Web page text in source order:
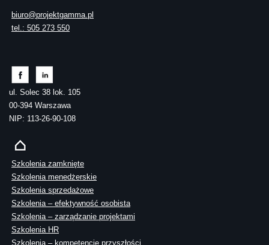
biuro@projektgamma.pl
tel.: 505 273 550
ul. Solec 38 lok. 105
00-394 Warszawa
NIP: 113-26-90-108
Szkolenia zamknięte
Szkolenia menedżerskie
Szkolenia sprzedażowe
Szkolenia – efektywność osobista
Szkolenia – zarządzanie projektami
Szkolenia HR
Szkolenia – kompetencje przyszłości